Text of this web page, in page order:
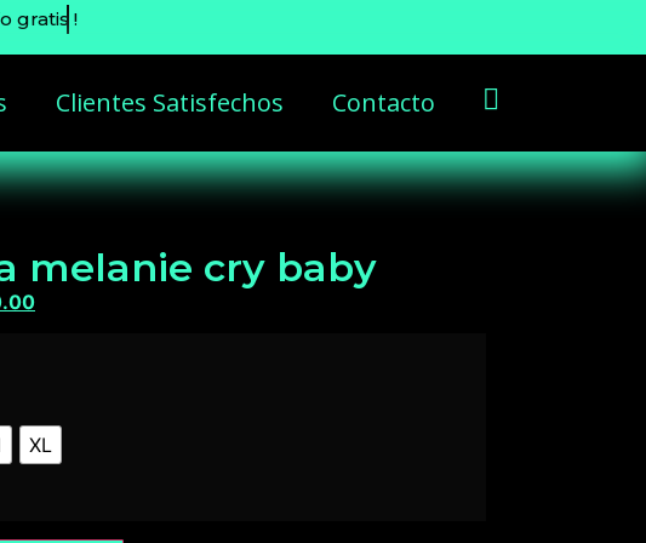
gratis !
Clientes Satisfechos Contacto
melanie cry baby
XL